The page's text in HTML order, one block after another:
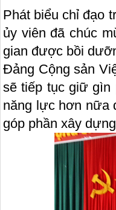
Phát biểu chỉ đạo
ủy viên đã chúc
gian được bồi
Đảng Cộng sản
sẽ tiếp tục giữ gìn
năng lực hơn nữa
góp phần xây